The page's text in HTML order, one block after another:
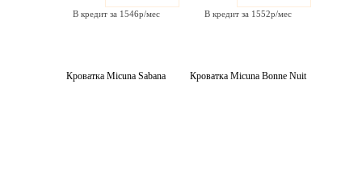
В кредит за 1546р/мес В кредит за 1552р/мес
Кроватка Micuna Sabana Кроватка Micuna Bonne Nuit